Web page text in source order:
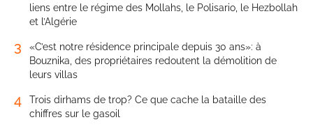
liens entre le régime des Mollahs, le Polisario, le Hezbollah
et l’Algérie
3
«C’est notre résidence principale depuis 30 ans»: à
Bouznika, des propriétaires redoutent la démolition de
leurs villas
4
Trois dirhams de trop? Ce que cache la bataille des
chiffres sur le gasoil